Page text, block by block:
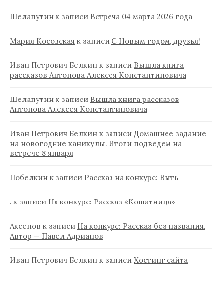
Шелапутин к записи Встреча 04 марта 2026 года
Мария Косовская к записи С Новым годом, друзья!
Иван Петрович Белкин к записи Вышла книга
рассказов Антонова Алексея Константиновича
Шелапутин к записи Вышла книга рассказов
Антонова Алексея Константиновича
Иван Петрович Белкин к записи Домашнее задание
на новогодние каникулы. Итоги подведем на
встрече 8 января
Побелкин к записи Рассказ на конкурс: Выть
. к записи На конкурс: Рассказ «Кошатница»
Аксенов к записи На конкурс: Рассказ без названия.
Автор — Павел Адрианов
Иван Петрович Белкин к записи Хостинг сайта